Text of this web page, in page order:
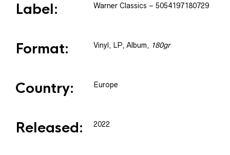
Label: Warner Classics – 5054197180729
Format: Vinyl , LP, Album, 180gr
Country: Europe
Released: 2022